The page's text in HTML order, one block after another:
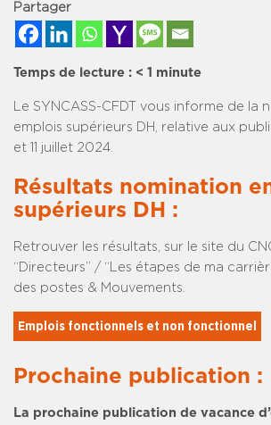
Partager
Temps de lecture : < 1 minute
Le SYNCASS-CFDT vous informe de la
emplois supérieurs DH, relative aux
et 11 juillet 2024.
Résultats nomination
supérieurs DH :
Retrouver les résultats, sur le site du
“Directeurs” / “Les étapes de ma
des postes & Mouvements.
Emplois fonctionnels et non fonctionnel
Prochaine publication :
La prochaine publication de vacance